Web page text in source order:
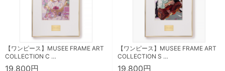
【ワンピース】MUSEE FRAME ART
COLLECTION C …
19,800円
【ワンピース】MUSEE FRAME ART
COLLECTION S …
19,800円